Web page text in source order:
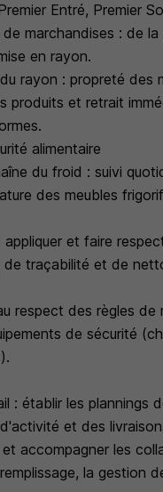
Entré, Premier
de marchandises : de
en rayon.
rayon : propreté des
produits et retrait
alimentaire
du froid : suivi
des meubles
appliquer et faire
de traçabilité et de
respect des règles de
de sécurité
: établir les plannings
et des
et accompagner les
la gestion